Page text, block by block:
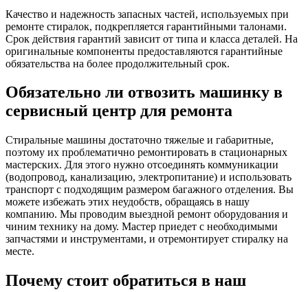
Качество и надежность запасных частей, используемых при
ремонте стиралок, подкрепляется гарантийными талонами.
Срок действия гарантий зависит от типа и класса деталей. На
оригинальные компоненты предоставляются гарантийные
обязательства на более продолжительный срок.
Обязательно ли отвозить машинку в
сервисный центр для ремонта
Стиральные машины достаточно тяжелые и габаритные,
поэтому их проблематично ремонтировать в стационарных
мастерских. Для этого нужно отсоединять коммуникации
(водопровод, канализацию, электропитание) и использовать
транспорт с подходящим размером багажного отделения. Вы
можете избежать этих неудобств, обращаясь в нашу
компанию. Мы проводим выездной ремонт оборудования и
чиним технику на дому. Мастер приедет с необходимыми
запчастями и инструментами, и отремонтирует стиралку на
месте.
Почему стоит обратиться в наш